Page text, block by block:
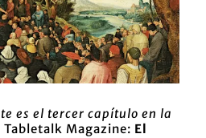
es el tercer capítulo en la
Tabletalk Magazine: El